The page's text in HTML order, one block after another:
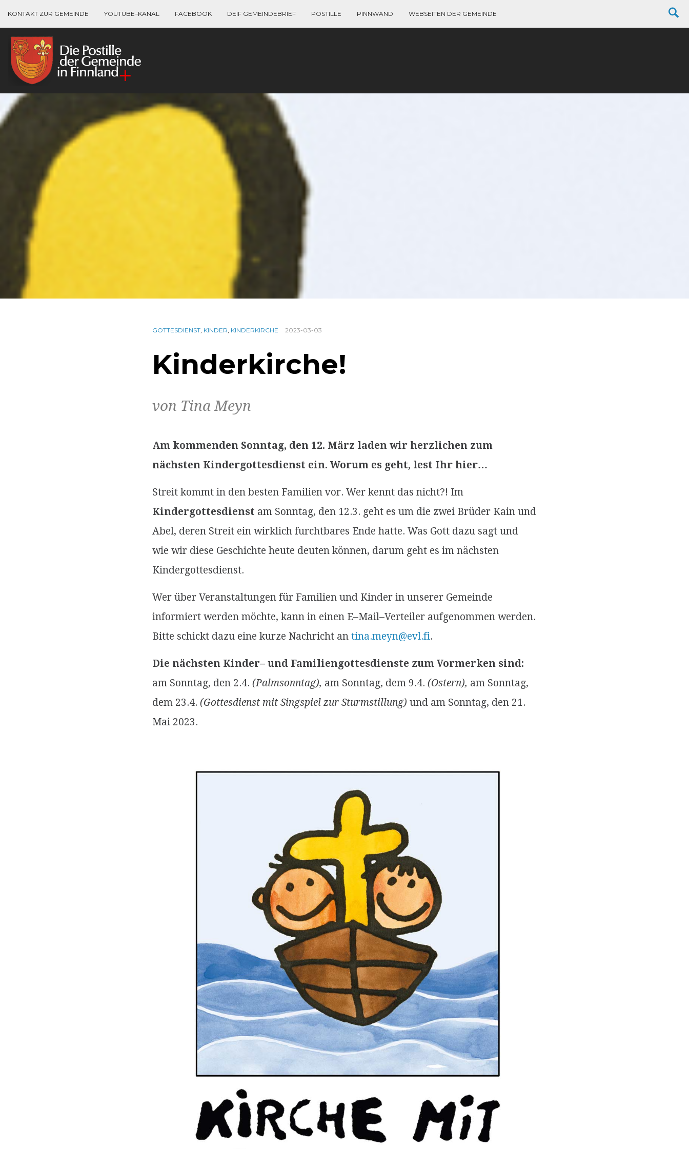
KONTAKT ZUR GEMEINDE YOUTUBE–KANAL FACEBOOK DEIF GEMEINDEBRIEF POSTILLE PINNWAND WEBSEITEN DER GEMEINDE
GOTTESDIENST, KINDER, KINDERKIRCHE 2023-03-03
Kinderkirche!
von Tina Meyn
Am kommenden Sonntag, den 12. März laden wir herzlichen zum
nächsten Kindergottesdienst ein. Worum es geht, lest Ihr hier…
Streit kommt in den besten Familien vor. Wer kennt das nicht?! Im
Kindergottesdienst am Sonntag, den 12.3. geht es um die zwei Brüder Kain und
Abel, deren Streit ein wirklich furchtbares Ende hatte. Was Gott dazu sagt und
wie wir diese Geschichte heute deuten können, darum geht es im nächsten
Kindergottesdienst.
Wer über Veranstaltungen für Familien und Kinder in unserer Gemeinde
informiert werden möchte, kann in einen E–Mail–Verteiler aufgenommen werden.
Bitte schickt dazu eine kurze Nachricht an tina.meyn@evl.fi.
Die nächsten Kinder– und Familiengottesdienste zum Vormerken sind:
am Sonntag, den 2.4. (Palmsonntag), am Sonntag, dem 9.4. (Ostern), am Sonntag,
dem 23.4. (Gottesdienst mit Singspiel zur Sturmstillung) und am Sonntag, den 21.
Mai 2023.